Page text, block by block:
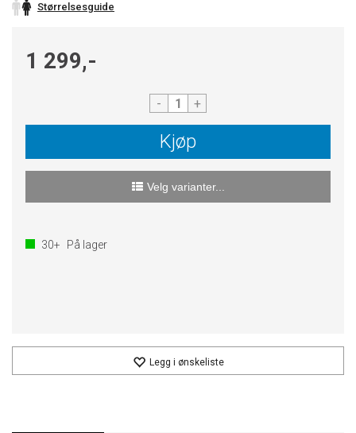
Størrelsesguide
1 299,-
- +
Kjøp
Velg varianter...
30+ På lager
Legg i ønskeliste